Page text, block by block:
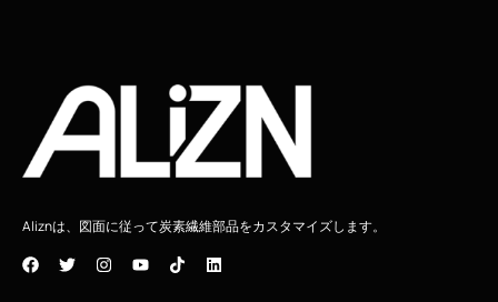
Aliznは、図面に従って炭素繊維部品をカスタマイズします。